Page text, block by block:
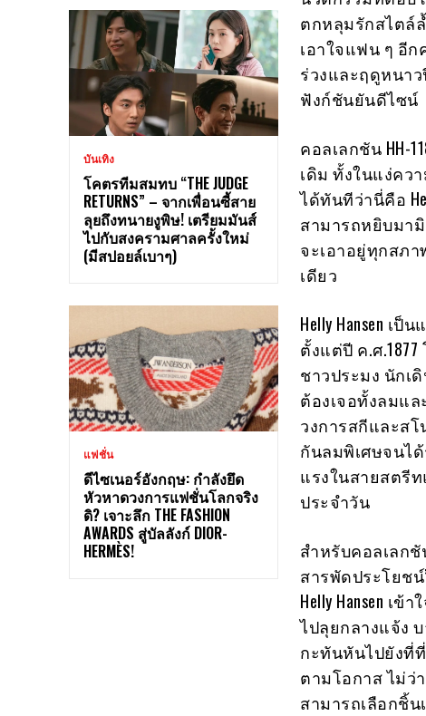
บันเทิง
โคตรทีมสมทบ “THE JUDGE
RETURNS” – จากเพื่อนซี้สาย
ลุยถึงทนายงูพิษ! เตรียมมันส์
ไปกับสงครามศาลครั้งใหม่
(มีสปอยล์เบาๆ)
แฟชั่น
ดีไซเนอร์อังกฤษ: กำลังยึด
หัวหาดวงการแฟชั่นโลกจริง
ดิ? เจาะลึก THE FASHION
AWARDS สู่บัลลังก์ DIOR-
HERMÈS!
ตกหลุมรักสไตล์ล้
เอาใจแฟน ๆ อีก
ร่วงและฤดูหนาว
ฟังก์ชันยันดีไซน์
คอลเลกชัน HH-
เดิม ทั้งในแง่คว
ได้ทันทีว่านี่คือ
สามารถหยิบมา
จะเอาอยู่ทุกสภ
เดียว
Helly Hansen
ตั้งแต่ปี ค.ศ.1877
ชาวประมง นักเ
ต้องเจอทั้งลมแ
วงการสกีและสโ
กันลมพิเศษจนได้
แรงในสายสตรี
ประจำวัน
สำหรับคอลเลกชั
สารพัดประโยชน์
Helly Hansen
ไปลุยกลางแจ้ง
กะทันหันไปยังที่
ตามโอกาส ไม่ว่
สามารถเลือกชิ้น